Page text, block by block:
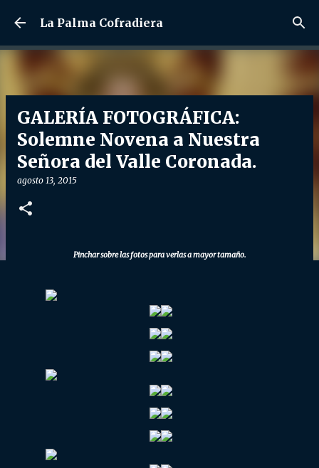
Ir al contenido principal
La Palma Cofradiera
GALERÍA FOTOGRÁFICA:
Solemne Novena a Nuestra
Señora del Valle Coronada.
agosto 13, 2015
Pinchar sobre las fotos para verlas a mayor tamaño.